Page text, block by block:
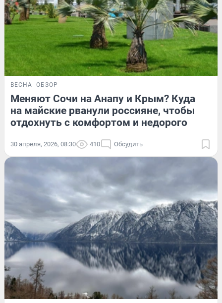
ВЕСНА ОБЗОР
Меняют Сочи на Анапу и Крым? Куда
на майские рванули россияне, чтобы
отдохнуть с комфортом и недорого
30 апреля, 2026, 08:30 410 Обсудить